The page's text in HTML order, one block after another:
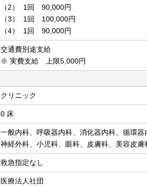
（2） 1回 90,000円
（3） 1回 100,000円
（4） 1回 90,000円
交通費別途支給
※ 実費支給 上限5,000円
クリニック
0 床
一般内科、呼吸器内科、消化器内科、循環
神経外科、小児科、眼科、皮膚科、美容皮
救急指定なし
医療法人社団